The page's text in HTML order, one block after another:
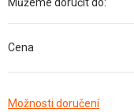
Cena
Možnosti doručení